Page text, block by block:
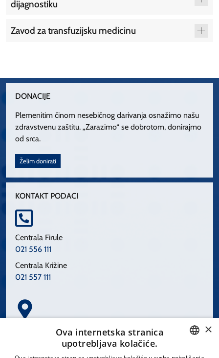
dijagnostiku
Zavod za transfuzijsku medicinu
DONACIJE
Plemenitim činom nesebičnog darivanja osnažimo našu
zdravstvenu zaštitu. „Zarazimo“ se dobrotom, donirajmo
od srca.
Želim donirati
KONTAKT PODACI
Centrala Firule
021 556 111
Centrala Križine
021 557 111
Spinčićeva 1, 21000 Split
CROATIAN
×
Ova internetska stranica
upotrebljava kolačiće.